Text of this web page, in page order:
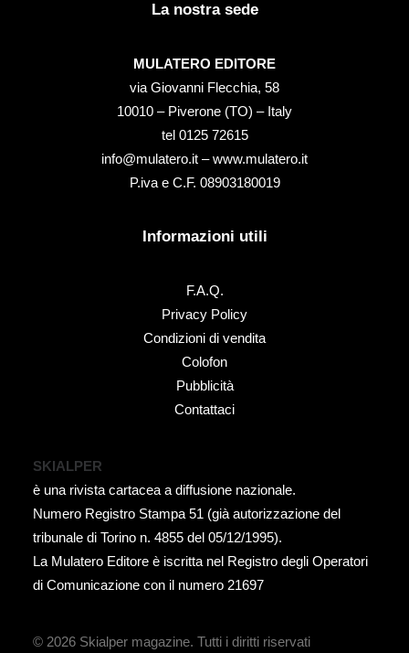
La nostra sede
MULATERO EDITORE
via Giovanni Flecchia, 58
10010 – Piverone (TO) – Italy
tel ‭0125 72615‬
info@mulatero.it –www.mulatero.it
P.iva e C.F. 08903180019
Informazioni utili
F.A.Q.
Privacy Policy
Condizioni di vendita
Colofon
Pubblicità
Contattaci
SKIALPER
è una rivista cartacea a diffusione nazionale.
Numero Registro Stampa 51 (già autorizzazione del
tribunale di Torino n. 4855 del 05/12/1995).
La Mulatero Editore è iscritta nel Registro degli Operatori
di Comunicazione con il numero 21697
© 2026 Skialper magazine. Tutti i diritti riservati